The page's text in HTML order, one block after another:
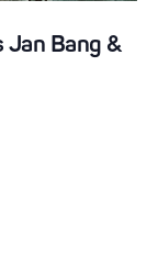
Jan Bang &